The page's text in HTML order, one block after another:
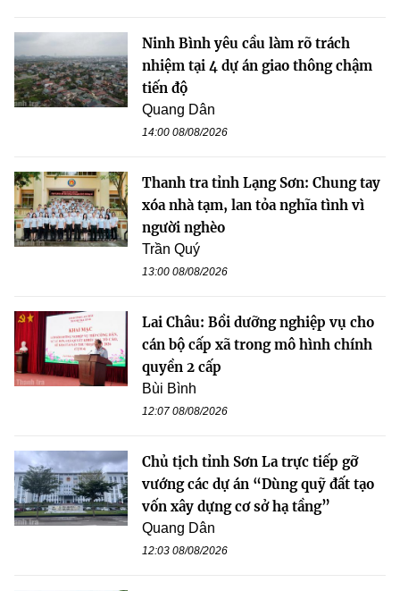
Ninh Bình yêu cầu làm rõ trách
nhiệm tại 4 dự án giao thông chậm
tiến độ
Quang Dân
14:00 08/08/2026
Thanh tra tỉnh Lạng Sơn: Chung tay
xóa nhà tạm, lan tỏa nghĩa tình vì
người nghèo
Trần Quý
13:00 08/08/2026
Lai Châu: Bồi dưỡng nghiệp vụ cho
cán bộ cấp xã trong mô hình chính
quyền 2 cấp
Bùi Bình
12:07 08/08/2026
Chủ tịch tỉnh Sơn La trực tiếp gỡ
vướng các dự án “Dùng quỹ đất tạo
vốn xây dựng cơ sở hạ tầng”
Quang Dân
12:03 08/08/2026